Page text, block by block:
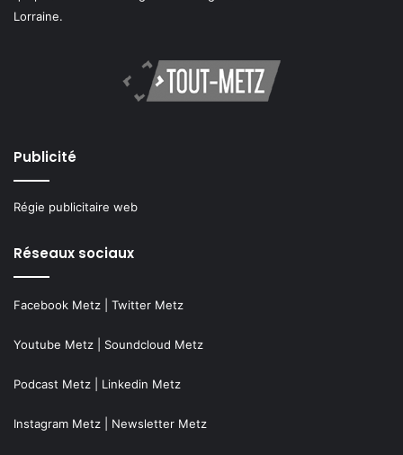
Lorraine.
Publicité
Régie publicitaire web
Réseaux sociaux
Facebook Metz Twitter Metz
Youtube Metz Soundcloud Metz
Podcast Metz Linkedin Metz
Instagram Metz Newsletter Metz